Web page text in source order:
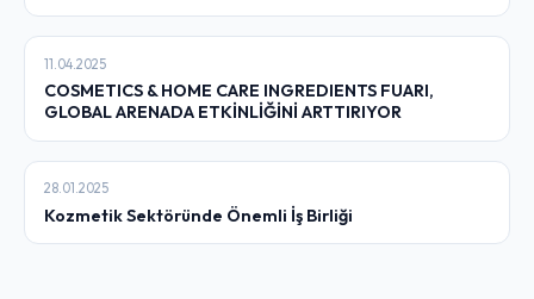
11.04.2025
COSMETICS & HOME CARE INGREDIENTS FUARI,
GLOBAL ARENADA ETKİNLİĞİNİ ARTTIRIYOR
28.01.2025
Kozmetik Sektöründe Önemli İş Birliği